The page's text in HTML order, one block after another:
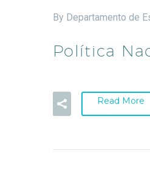
By Departamento de
Política
Read More